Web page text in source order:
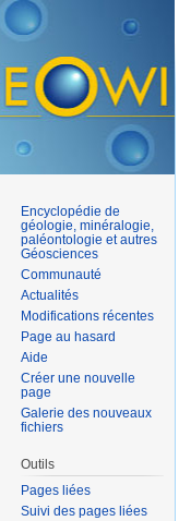
Encyclopédie de
géologie, minéralogie,
paléontologie et autres
Géosciences
Communauté
Actualités
Modifications récentes
Page au hasard
Aide
Créer une nouvelle
page
Galerie des nouveaux
fichiers
Outils
Pages liées
Suivi des pages liées